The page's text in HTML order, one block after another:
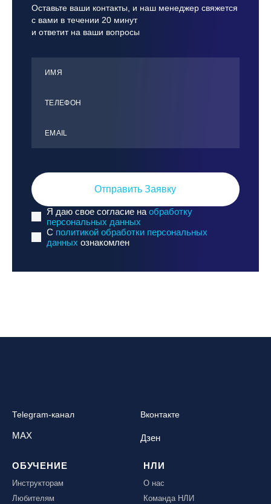
Оставьте ваши контакты, и наш менеджер свяжется
с вами в течении 20 минут
и ответит на ваши вопросы
ИМЯ
ТЕЛЕФОН
ЕMАIL
Отправить Заявку
Я даю свое согласие на обработку
персональных данных
C политикой обработки персональных
данных ознакомлен
Telegram-канал Вконтакте
MAX Дзен
ОБУЧЕНИЕ
Инструкторам
Любителям
НЛИ
О нас
Команда НЛИ